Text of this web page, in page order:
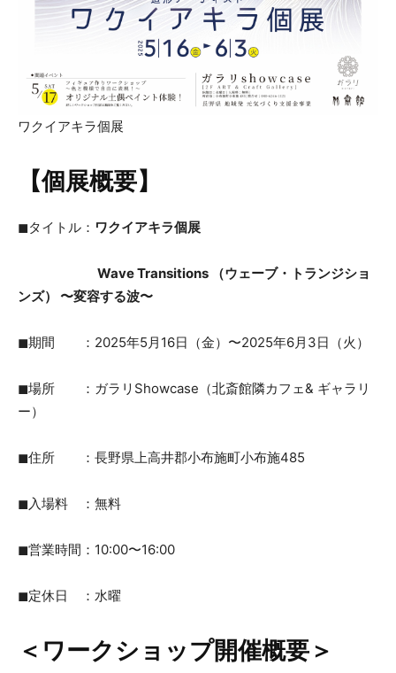
ワクイアキラ個展
【個展概要】
◼︎タイトル： ワクイアキラ個展
Wave Transitions （ウェーブ・トランジショ
ンズ） 〜変容する波〜
◼︎期間 ：2025年5月16日（金）〜2025年6月3日（火）
◼︎場所 ：ガラリShowcase（北斎館隣カフェ& ギャラリ
ー）
◼︎住所 ：長野県上高井郡小布施町小布施485
◼︎入場料 ：無料
◼︎営業時間：10:00〜16:00
◼︎定休日 ：水曜
＜ワークショップ開催概要＞